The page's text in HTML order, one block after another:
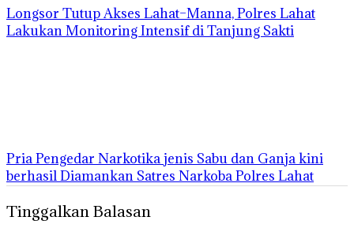
Longsor Tutup Akses Lahat–Manna, Polres Lahat
Lakukan Monitoring Intensif di Tanjung Sakti
Pria Pengedar Narkotika jenis Sabu dan Ganja kini
berhasil Diamankan Satres Narkoba Polres Lahat
Tinggalkan Balasan